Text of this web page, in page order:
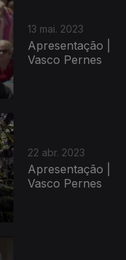
13 mai. 2023
Apresentação |
Vasco Pernes
22 abr. 2023
Apresentação |
Vasco Pernes